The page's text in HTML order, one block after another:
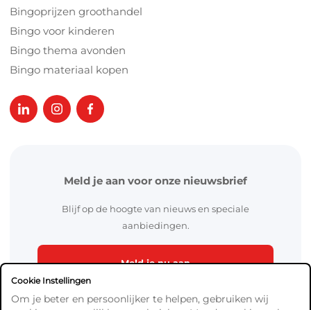
Bingoprijzen groothandel
Bingo voor kinderen
Bingo thema avonden
Bingo materiaal kopen
Meld je aan voor onze nieuwsbrief
Blijf op de hoogte van nieuws en speciale
aanbiedingen.
Meld je nu aan
Cookie Instellingen
Om je beter en persoonlijker te helpen, gebruiken wij